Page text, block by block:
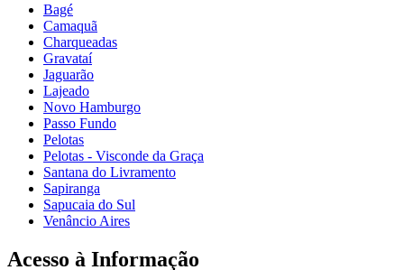
Bagé
Camaquã
Charqueadas
Gravataí
Jaguarão
Lajeado
Novo Hamburgo
Passo Fundo
Pelotas
Pelotas - Visconde da Graça
Santana do Livramento
Sapiranga
Sapucaia do Sul
Venâncio Aires
Acesso à Informação